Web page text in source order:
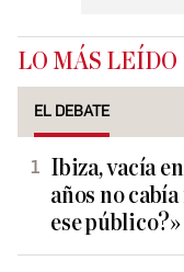
LO MÁS LEÍDO
EL DEBATE
Ibiza, vacía
años no
ese público?»